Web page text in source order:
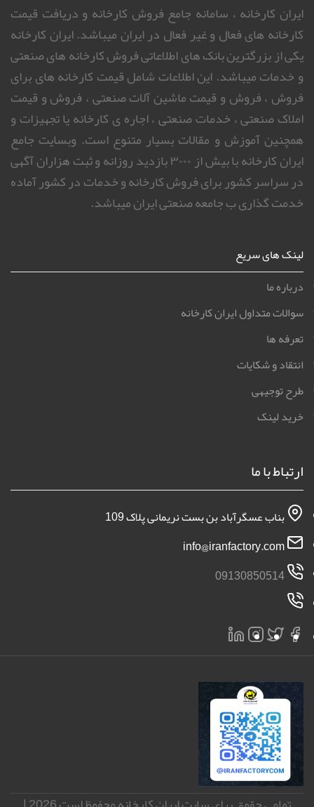
ایران کارخانه ، سامانه جامع فروش کارخانه و دریافت قیمت
کارخانه های فعال و غیر فعال در ایران میباشد. ایران کارخانه
یکی از بزرگترین بانک های اطلاعاتی فروش کارخانه های صنعتی
و خدمات میباشد. این اطلاعات شامل قیمت کارخانه های برای
فروش ، فروش و قیمت ماشین آلات صنعتی ، فروش و قیمت
املاک صنعتی ، خدمات صنعتی ، اجاره ی کارخانه یا تجهیزات و
همچنین آموزش و مقالات بسیار متنوع است. وبسایت جامع
ایران کارخانه با بیش از ۳۰۰۰ بازدید روزانه و ثبت هزاران آگهی
در سراسر کشور برای فروش کارخانه و خدمات در کشور آماده
خدمت گذاری ب جامعه صنعتی ایران میباشد.
لینک های سریع
درباره ما
سوالات متداول ایران کارخانه
تعرفه ها
انتقاد و شکایات
طرح توجیهی
خرید لینک
ارتباط با ما
بناب عسگرآباد بن بست نریمانی پلاک 109
09130850514